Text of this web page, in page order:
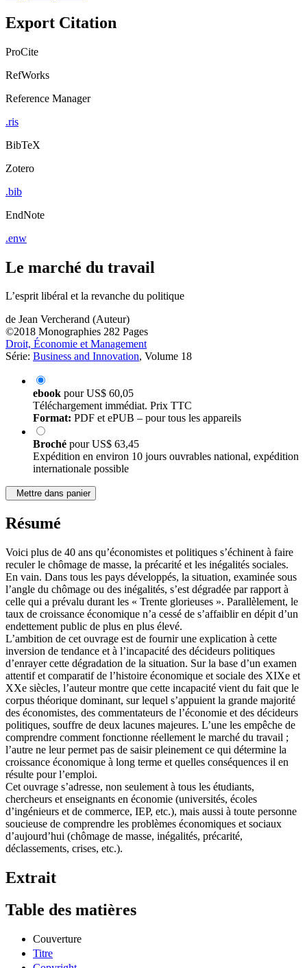
Export Citation
ProCite
RefWorks
Reference Manager
.ris
BibTeX
Zotero
.bib
EndNote
.enw
Le marché du travail
L’esprit libéral et la revanche du politique
de Jean Vercherand (Auteur)
©2018 Monographies 282 Pages
Droit, Économie et Management
Série: Business and Innovation, Volume 18
ebook pourUS$ 60,05
Téléchargement immédiat. Prix TTC
Format: PDF et ePUB – pour tous les appareils
Broché pourUS$ 63,45
Expédition en environ 10 jours ouvrables national, expédition
internationale possible
Mettre dans panier
Résumé
Voici plus de 40 ans qu’économistes et politiques s’échinent à faire
reculer le chômage de masse, la précarité et les inégalités sociales.
En vain. Dans tous les pays développés, la situation, examinée sous
l’angle du chômage ou des inégalités, s’est dégradée par rapport à
celle qui a prévalu durant les « Trente glorieuses ». Parallèlement, le
taux de croissance économique n’a cessé de s’affaiblir en dépit d’un
endettement public de plus en plus élevé.
L’ambition de cet ouvrage est de fournir une explication à cette
inversion de tendance et à l’incapacité des décideurs politiques
d’enrayer cette dégradation de la situation. Sur la base d’un examen
attentif et comparatif de l’histoire économique et sociale des XIXe et
XXe siècles, l’auteur montre que cette incapacité vient du fait que le
corpus théorique dominant, sur lequel s’appuient la grande majorité
des économistes, des commentateurs de l’économie et des décideurs
politiques, souffre de deux lacunes majeures. L’une les empêche de
comprendre comment fonctionne réellement le marché du travail ;
l’autre ne leur permet pas de saisir pleinement ce qui détermine la
croissance économique à long terme et quelles conséquences il en
résulte pour l’emploi.
Cet ouvrage s’adresse, non seulement à tous les étudiants,
chercheurs et enseignants en économie (universités, écoles
d’ingénieurs et de commerce, IEP, etc.), mais aussi à toute personne
soucieuse de comprendre les problèmes économiques et sociaux
d’aujourd’hui (chômage de masse, inégalités, précarité,
déclassements, crises, etc.).
Extrait
Table des matières
Couverture
Titre